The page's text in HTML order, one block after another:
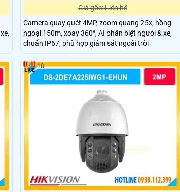
Giá gốc: Liên hệ
Camera quay quét 4MP, zoom quang 25x, hồng
ngoại 150m, xoay 360°, AI phân biệt người & xe,
chuẩn IP67, phù hợp giám sát ngoài trời
18